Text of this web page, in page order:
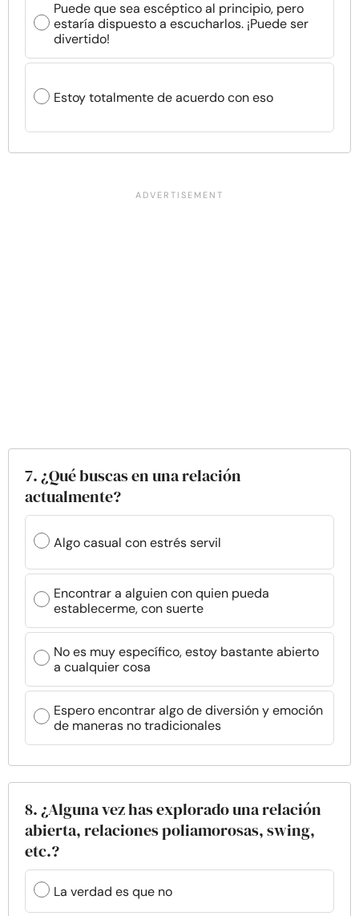
Puede que sea escéptico al principio, pero
estaría dispuesto a escucharlos. ¡Puede ser
divertido!
Estoy totalmente de acuerdo con eso
7. ¿Qué buscas en una relación
actualmente?
Algo casual con estrés servil
Encontrar a alguien con quien pueda
establecerme, con suerte
No es muy específico, estoy bastante abierto
a cualquier cosa
Espero encontrar algo de diversión y emoción
de maneras no tradicionales
8. ¿Alguna vez has explorado una relación
abierta, relaciones poliamorosas, swing,
etc.?
La verdad es que no